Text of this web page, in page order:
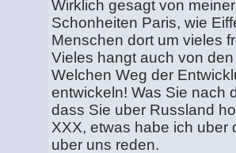
Wirklich gesagt von
Schonheiten Paris, wie
Menschen dort um vieles
Vieles hangt auch von
Welchen Weg der
entwickeln! Was Sie nach
dass Sie uber Russland
XXX, etwas habe ich uber
uber uns reden.